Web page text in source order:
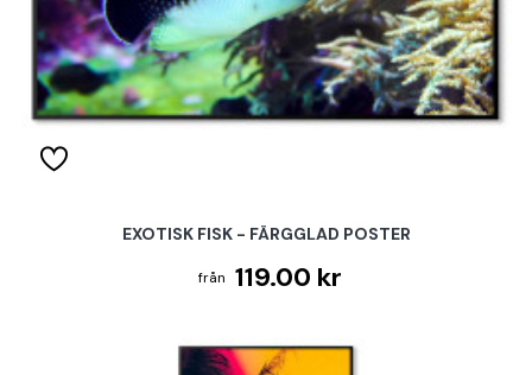
EXOTISK FISK - FÄRGGLAD POSTER
119.00 kr